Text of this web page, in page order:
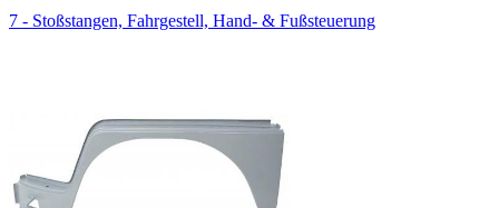
7 - Stoßstangen, Fahrgestell, Hand- & Fußsteuerung